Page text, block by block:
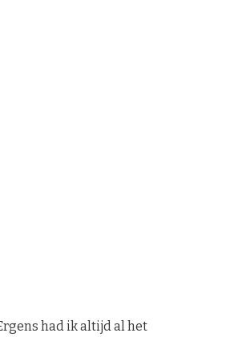
had ik altijd al het